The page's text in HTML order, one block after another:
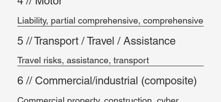
Liability, partial comprehensive, comprehensive
5 // Transport / Travel / Assistance
Travel risks, assistance, transport
6 // Commercial/industrial (composite)